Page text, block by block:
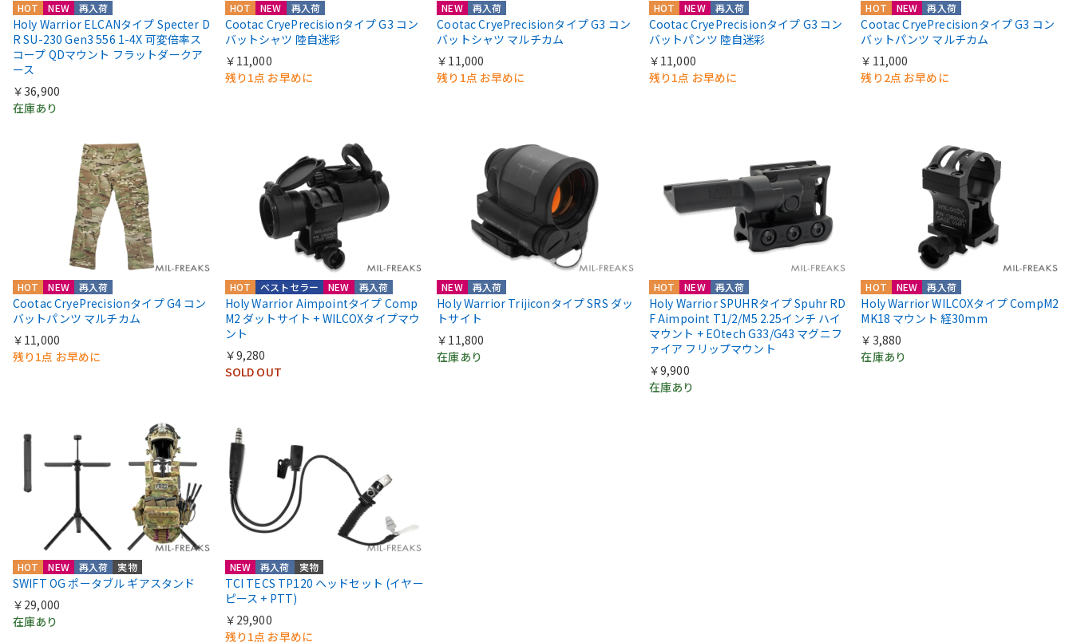
HOT NEW 再入荷
Holy Warrior ELCANタイプ Specter D
R SU-230 Gen3 556 1-4X 可変倍率ス
コープ QDマウント フラットダークア
ース
￥36,900
在庫あり
HOT NEW 再入荷
Cootac CryePrecisionタイプ G3 コン
バットシャツ 陸自迷彩
￥11,000
残り1点 お早めに
NEW 再入荷
Cootac CryePrecisionタイプ G3 コン
バットシャツ マルチカム
￥11,000
残り1点 お早めに
HOT NEW 再入荷
Cootac CryePrecisionタイプ G3 コン
バットパンツ 陸自迷彩
￥11,000
残り1点 お早めに
HOT NEW 再入荷
Cootac CryePrecisionタイプ G3 コン
バットパンツ マルチカム
￥11,000
残り2点 お早めに
HOT NEW 再入荷
Cootac CryePrecisionタイプ G4 コン
バットパンツ マルチカム
￥11,000
残り1点 お早めに
HOT NEW 再入荷
ベストセラー
Holy Warrior Aimpointタイプ Comp
M2 ダットサイト + WILCOXタイプマウ
ント
￥9,280
SOLD OUT
NEW 再入荷
Holy Warrior Trijiconタイプ SRS ダッ
トサイト
￥11,800
在庫あり
HOT NEW 再入荷
Holy Warrior SPUHRタイプ Spuhr RD
F Aimpoint T1/2/M5 2.25インチ ハイ
マウント + EOtech G33/G43 マグニフ
ァイア フリップマウント
￥9,900
在庫あり
HOT NEW 再入荷
Holy Warrior WILCOXタイプ CompM2
MK18 マウント 経30mm
￥3,880
在庫あり
HOT NEW 再入荷 実物
SWIFT OG ポータブル ギアスタンド
￥29,000
在庫あり
NEW 再入荷 実物
TCI TECS TP120 ヘッドセット (イヤー
ピース + PTT)
￥29,900
残り1点 お早めに